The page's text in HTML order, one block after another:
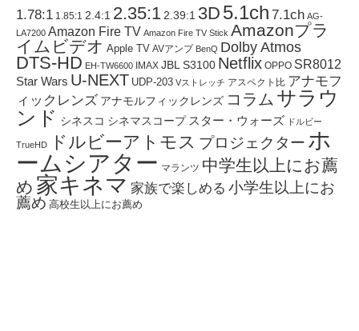
1.78:1 1.85:1 2.4:1 2.35:1 2.39:1 3D 5.1ch 7.1ch AG-
LA7200 Amazon Fire TV Amazon Fire TV Stick Amazonプラ
イムビデオ Apple TV AVアンプ BenQ Dolby Atmos
DTS-HD EH-TW6600 IMAX JBL S3100 Netflix OPPO SR8012
Star Wars U-NEXT UDP-203 Vストレッチ アスペクト比 アナモフ
ィックレンズ アナモルフィックレンズ コラム サラウ
ンド シネスコ シネマスコープ スター・ウォーズ ドルビー
TrueHD ドルビーアトモス プロジェクター ホ
ームシアター マランツ 中学生以上にお薦
め 家キネマ 家族で楽しめる 小学生以上にお
薦め 高校生以上にお薦め